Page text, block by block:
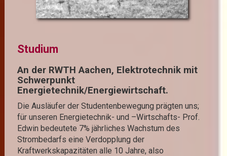
Studium
An der RWTH Aachen, Elektrotechnik mit
Schwerpunkt
Energietechnik/Energiewirtschaft.
Die Ausläufer der Studentenbewegung prägten uns;
für unseren Energietechnik- und –Wirtschafts- Prof.
Edwin bedeutete 7% jährliches Wachstum des
Strombedarfs eine Verdopplung der
Kraftwerkskapazitäten alle 10 Jahre, also